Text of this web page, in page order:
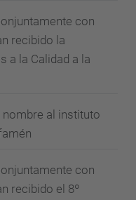
con
recibido la
a la Calidad a la
al instituto
con
recibido el 8º